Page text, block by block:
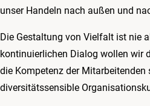
unser Handeln nach außen und
Die Gestaltung von Vielfalt ist nie
kontinuierlichen Dialog wollen wir
die Kompetenz der Mitarbeitenden
diversitätssensible